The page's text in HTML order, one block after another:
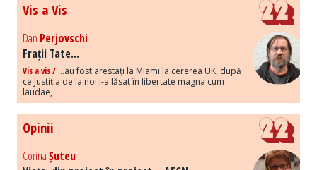
Vis a Vis
Dan Perjovschi
Frații Tate...
Vis a vis / ...au fost arestați la Miami la cererea UK, după
ce Justiția de la noi i-a lăsat în libertate magna cum
laudae,
Opinii
CorinaȘuteu